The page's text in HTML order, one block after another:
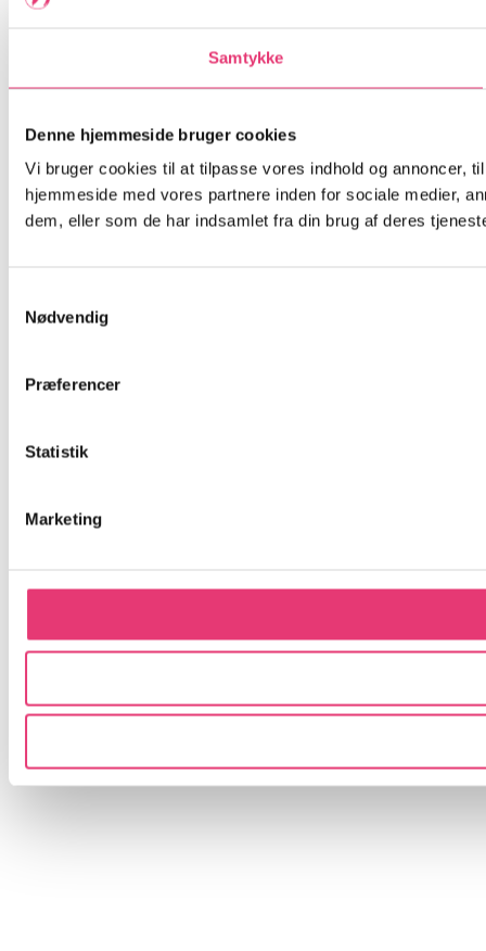
Samtykke
Denne hjemmeside bruger cookies
Vi bruger cookies til at tilpasse vores indhold og annoncer,
hjemmeside med vores partnere inden for sociale medier,
dem, eller som de har indsamlet fra din brug af deres
Nødvendig
Præferencer
Statistik
Marketing